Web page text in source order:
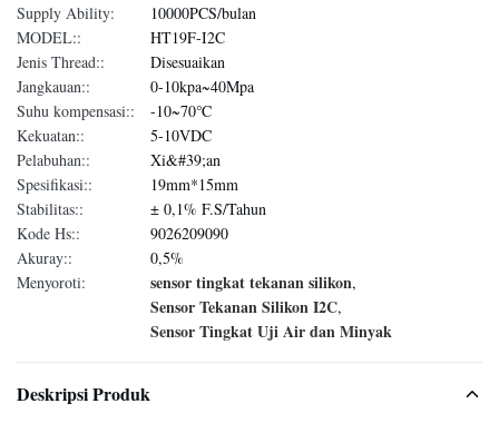
Supply Ability:
10000PCS/bulan
MODEL::
HT19F-I2C
Jenis Thread::
Disesuaikan
Jangkauan::
0-10kpa~40Mpa
Suhu kompensasi::
-10~70℃
Kekuatan::
5-10VDC
Pelabuhan::
Xi&#39;an
Spesifikasi::
19mm*15mm
Stabilitas::
± 0,1% F.S/Tahun
Kode Hs::
9026209090
Akuray::
0,5%
Menyoroti:
sensor tingkat tekanan silikon,
Sensor Tekanan Silikon I2C,
Sensor Tingkat Uji Air dan Minyak
Deskripsi Produk